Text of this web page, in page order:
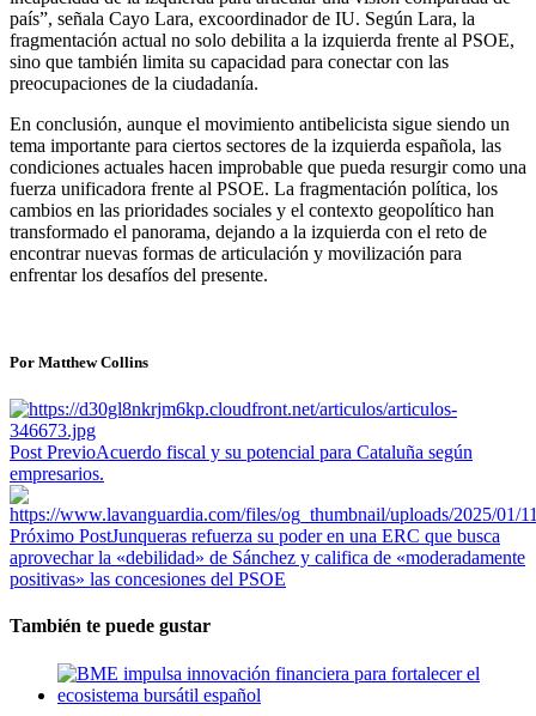
país”, señala Cayo Lara, excoordinador de IU. Según Lara, la
fragmentación actual no solo debilita a la izquierda frente al PSOE,
sino que también limita su capacidad para conectar con las
preocupaciones de la ciudadanía.
En conclusión, aunque el movimiento antibelicista sigue siendo un
tema importante para ciertos sectores de la izquierda española, las
condiciones actuales hacen improbable que pueda resurgir como una
fuerza unificadora frente al PSOE. La fragmentación política, los
cambios en las prioridades sociales y el contexto geopolítico han
transformado el panorama, dejando a la izquierda con el reto de
encontrar nuevas formas de articulación y movilización para
enfrentar los desafíos del presente.
Por Matthew Collins
Post PrevioAcuerdo fiscal y su potencial para Cataluña según
empresarios.
Próximo PostJunqueras refuerza su poder en una ERC que busca
aprovechar la «debilidad» de Sánchez y califica de «moderadamente
positivas» las concesiones del PSOE
También te puede gustar